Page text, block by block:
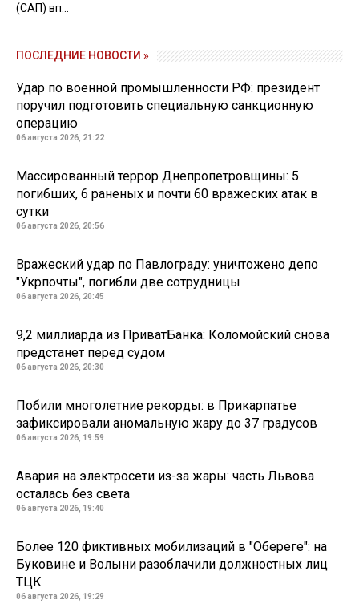
(САП) вп...
ПОСЛЕДНИЕ НОВОСТИ »
Удар по военной промышленности РФ: президент
поручил подготовить специальную санкционную
операцию
06 августа 2026, 21:22
Массированный террор Днепропетровщины: 5
погибших, 6 раненых и почти 60 вражеских атак в
сутки
06 августа 2026, 20:56
Вражеский удар по Павлограду: уничтожено депо
"Укрпочты", погибли две сотрудницы
06 августа 2026, 20:45
9,2 миллиарда из ПриватБанка: Коломойский снова
предстанет перед судом
06 августа 2026, 20:30
Побили многолетние рекорды: в Прикарпатье
зафиксировали аномальную жару до 37 градусов
06 августа 2026, 19:59
Авария на электросети из-за жары: часть Львова
осталась без света
06 августа 2026, 19:40
Более 120 фиктивных мобилизаций в "Обереге": на
Буковине и Волыни разоблачили должностных лиц
ТЦК
06 августа 2026, 19:29